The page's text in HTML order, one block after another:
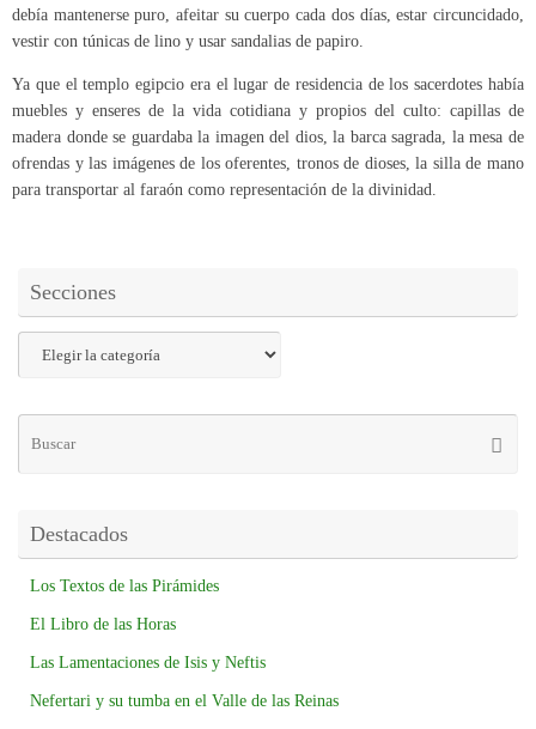
debía mantenerse puro, afeitar su cuerpo cada dos días, estar circuncidado,
vestir con túnicas de lino y usar sandalias de papiro.
Ya que el templo egipcio era el lugar de residencia de los sacerdotes había
muebles y enseres de la vida cotidiana y propios del culto: capillas de
madera donde se guardaba la imagen del dios, la barca sagrada, la mesa de
ofrendas y las imágenes de los oferentes, tronos de dioses, la silla de mano
para transportar al faraón como representación de la divinidad.
Secciones
Destacados
Los Textos de las Pirámides
El Libro de las Horas
Las Lamentaciones de Isis y Neftis
Nefertari y su tumba en el Valle de las Reinas